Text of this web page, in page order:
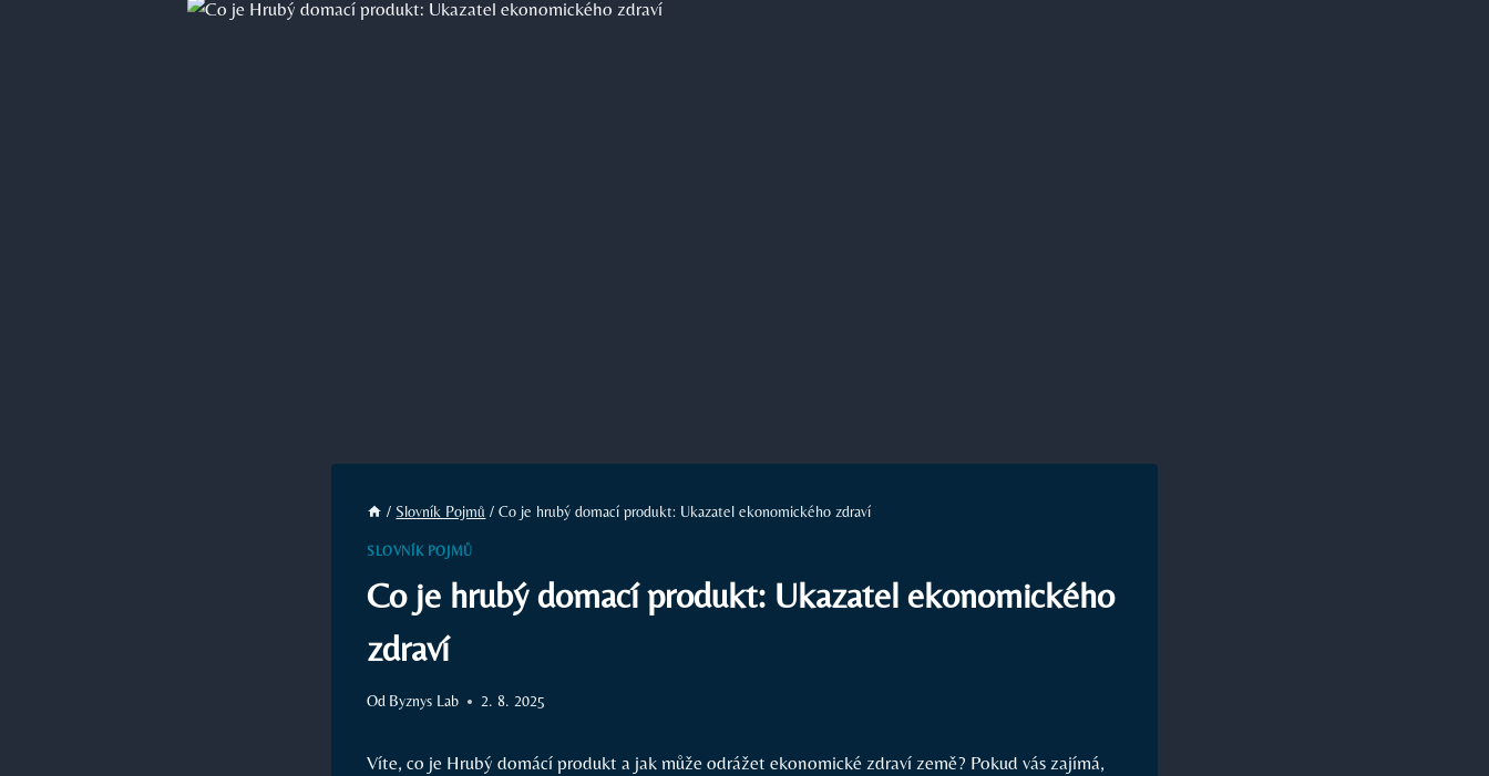
/ Slovník Pojmů / Co je hrubý domací produkt: Ukazatel ekonomického zdraví
SLOVNÍK POJMŮ
Co je hrubý domací produkt: Ukazatel ekonomického
zdraví
Od Byznys Lab 2. 8. 2025
Víte, co je Hrubý domácí produkt a jak může odrážet ekonomické zdraví země? Pokud vás zajímá,